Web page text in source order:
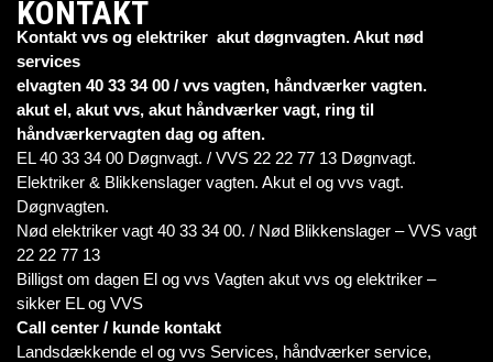
KONTAKT
Kontakt vvs og elektriker akut døgnvagten. Akut nød
services
elvagten 40 33 34 00 / vvs vagten, håndværker vagten.
akut el, akut vvs, akut håndværker vagt, ring til
håndværkervagten dag og aften.
EL 40 33 34 00 Døgnvagt. / VVS 22 22 77 13 Døgnvagt.
Elektriker & Blikkenslager vagten. Akut el og vvs vagt.
Døgnvagten.
Nød elektriker vagt 40 33 34 00. / Nød Blikkenslager – VVS vagt
22 22 77 13
Billigst om dagen El og vvs Vagten akut vvs og elektriker –
sikker EL og VVS
Call center / kunde kontakt
Landsdækkende el og vvs Services, håndværker service,